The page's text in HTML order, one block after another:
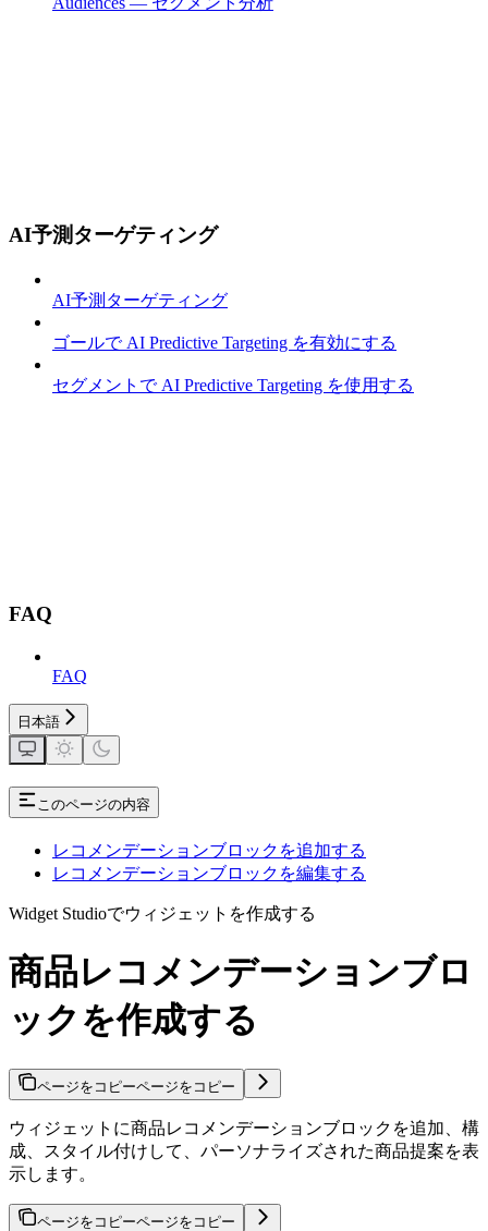
AI予測ターゲティング
AI予測ターゲティング
ゴールで AI Predictive Targeting を有効にする
セグメントで AI Predictive Targeting を使用する
FAQ
FAQ
日本語
このページの内容
レコメンデーションブロックを追加する
レコメンデーションブロックを編集する
Widget Studioでウィジェットを作成する
商品レコメンデーションブロ
ックを作成する
ページをコピーページをコピー
ウィジェットに商品レコメンデーションブロックを追加、構
成、スタイル付けして、パーソナライズされた商品提案を表
示します。
ページをコピーページをコピー